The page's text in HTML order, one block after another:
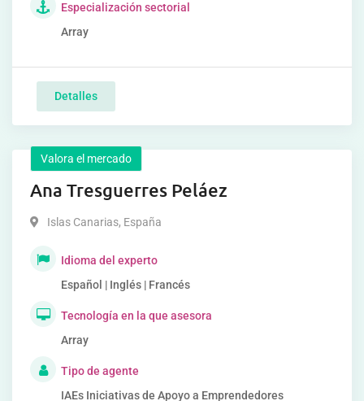
Especialización sectorial
Array
Detalles
Valora el mercado
Ana Tresguerres Peláez
Islas Canarias, España
Idioma del experto
Español | Inglés | Francés
Tecnología en la que asesora
Array
Tipo de agente
IAEs Iniciativas de Apoyo a Emprendedores